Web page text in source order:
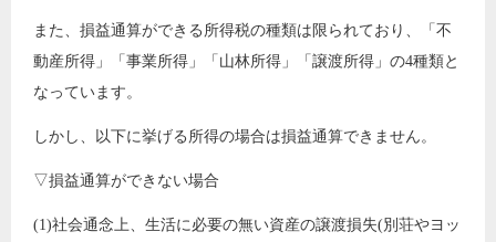
また、損益通算ができる所得税の種類は限られており、「不
動産所得」「事業所得」「山林所得」「譲渡所得」の4種類と
なっています。
しかし、以下に挙げる所得の場合は損益通算できません。
▽損益通算ができない場合
(1)社会通念上、生活に必要の無い資産の譲渡損失(別荘やヨッ